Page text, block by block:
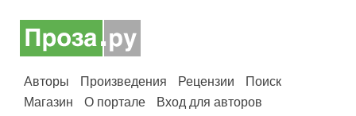
Авторы Произведения Рецензии
Поиск
Магазин
О портале Вход для авторов